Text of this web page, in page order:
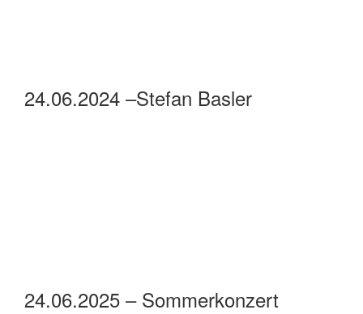
24.06.2024 –Stefan Basler
24.06.2025 – Sommerkonzert